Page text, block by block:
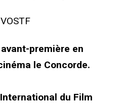
première en
le Concorde.
du Film